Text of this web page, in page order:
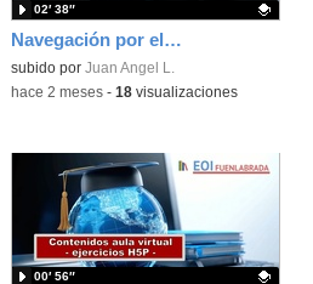
Navegación por el aula virtual de EducaMadrid
Contenido educativo.
subido por Juan Angel L.
02′ 38″
-hace 2 meses- 18visualizaciones
00′ 56″